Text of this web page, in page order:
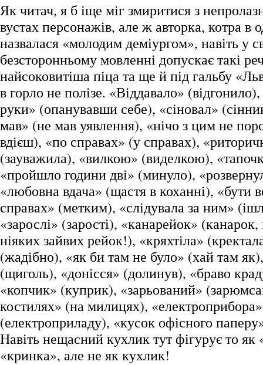
Як читач, я б іще міг змиритися з
вустах персонажів, але ж авторка, котра в
назвалася «молодим деміургом», навіть у
безсторонньому мовленні допускає такі
найсоковитіша піца та ще й під гальбу
в горло не полізе. «Віддавало»
руки» (опанувавши себе), «сіновал»
мав» (не мав уявлення), «нічо з цим не
вдієш), «по справах» (у справах),
(зауважила), «вилкою» (виделкою),
«пройшло години дві» (минуло),
«любовна вдача» (щастя в коханні), «бути
справах» (метким), «слідувала за ним»
«зарослі» (зарості), «канарейок» (канарок,
ніяких зайвих рейок!), «кряхтіла»
(жадібно), «як би там не було» (хай там
(щиголь), «донісся» (долинув), «браво
«копчик» (куприк), «зарьований»
костилях» (на милицях), «електроприбора»
(електроприладу), «кусок офісного
Навіть нещасний кухлик тут фігурує то як
«кринка», але не як кухлик!